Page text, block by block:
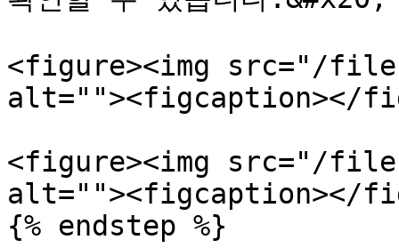
<figure><img src="/files/
alt=""><figcaption></
<figure><img src="/
alt=""><figcaption></
{% endstep %}